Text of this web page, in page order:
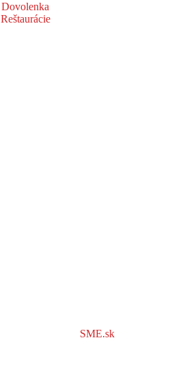
Dovolenka
Reštaurácie
SME.sk